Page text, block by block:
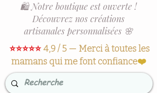
🛍️ Notre boutique est ouverte !
Découvrez nos créations
artisanales personnalisées 🌸
⭐⭐⭐⭐⭐4,9 / 5 — Merci à toutes les
mamans qui me font confiance❤️